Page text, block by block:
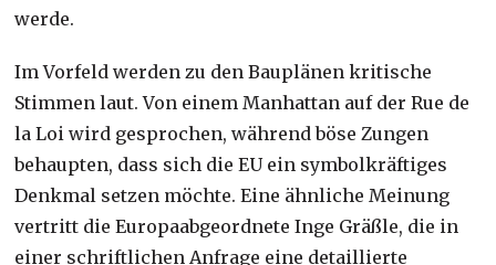
werde.
Im Vorfeld werden zu den Bauplänen kritische
Stimmen laut. Von einem Manhattan auf der Rue de
la Loi wird gesprochen, während böse Zungen
behaupten, dass sich die EU ein symbolkräftiges
Denkmal setzen möchte. Eine ähnliche Meinung
vertritt die Europaabgeordnete Inge Gräßle, die in
einer schriftlichen Anfrage eine detaillierte